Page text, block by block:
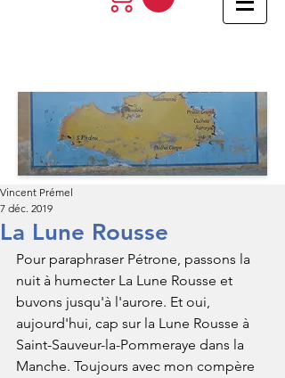
La Lune Rousse
Vincent Prémel
7 déc. 2019
Pour paraphraser Pétrone, passons la
nuit à humecter La Lune Rousse et
buvons jusqu'à l'aurore. Et oui,
aujourd'hui, cap sur la Lune Rousse à
Saint-Sauveur-la-Pommeraye dans la
Manche. Toujours avec mon compère